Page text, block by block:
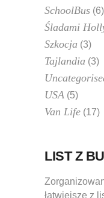
SchoolBus (6)
Śladami
Szkocja (3)
Tajlandia (3)
USA (5)
Van Life (17)
LIST Z
łatwiejsze z